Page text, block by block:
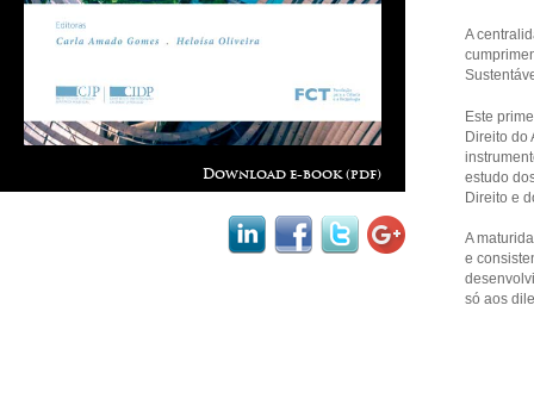
Download e-book (pdf)
A
Este
Direito do
estudo
Direito e
A
e
só aos